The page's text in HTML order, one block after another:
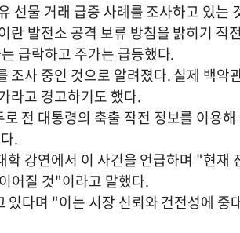
선물 거래 급증 사례를 조사하고 있는
란 발전소 공격 보류 방침을 밝히기 직
급락하고 주가는 급등했다.
조사 중인 것으로 알려졌다. 실제 백악
라고 경고하기도 했다.
전 대통령의 축출 작전 정보를 이용
.
학 강연에서 이 사건을 언급하며 "현재
어질 것"이라고 말했다.
다며 "이는 시장 신뢰와 건전성에 중